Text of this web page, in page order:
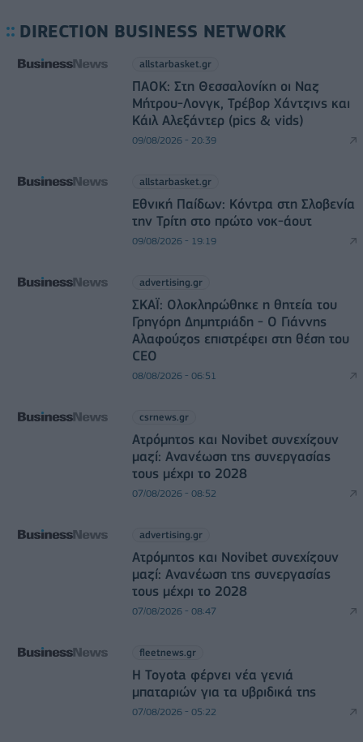
DIRECTION BUSINESS NETWORK
allstarbasket.gr
ΠΑΟΚ: Στη Θεσσαλονίκη οι Ναζ
Μήτρου-Λονγκ, Τρέβορ Χάντζινς και
Κάιλ Αλεξάντερ (pics & vids)
09/08/2026 - 20:39
allstarbasket.gr
Εθνική Παίδων: Κόντρα στη Σλοβενία
την Τρίτη στο πρώτο νοκ-άουτ
09/08/2026 - 19:19
advertising.gr
ΣΚΑΪ: Ολοκληρώθηκε η θητεία του
Γρηγόρη Δημητριάδη - Ο Γιάννης
Αλαφούζος επιστρέφει στη θέση του
CEO
08/08/2026 - 06:51
csrnews.gr
Ατρόμητος και Novibet συνεχίζουν
μαζί: Ανανέωση της συνεργασίας
τους μέχρι το 2028
07/08/2026 - 08:52
advertising.gr
Ατρόμητος και Novibet συνεχίζουν
μαζί: Ανανέωση της συνεργασίας
τους μέχρι το 2028
07/08/2026 - 08:47
fleetnews.gr
Η Toyota φέρνει νέα γενιά
μπαταριών για τα υβριδικά της
07/08/2026 - 05:22